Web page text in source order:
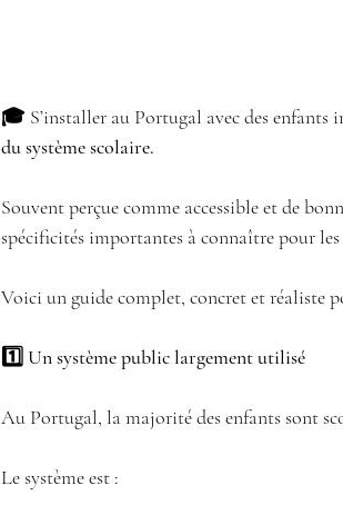
🎓 S’installer au Portugal avec des enfants
du système scolaire.
Souvent perçue comme accessible et de
spécificités importantes à connaître pour
Voici un guide complet, concret et réaliste
1️⃣ Un système public largement utilisé
Au Portugal, la majorité des enfants sont
Le système est :